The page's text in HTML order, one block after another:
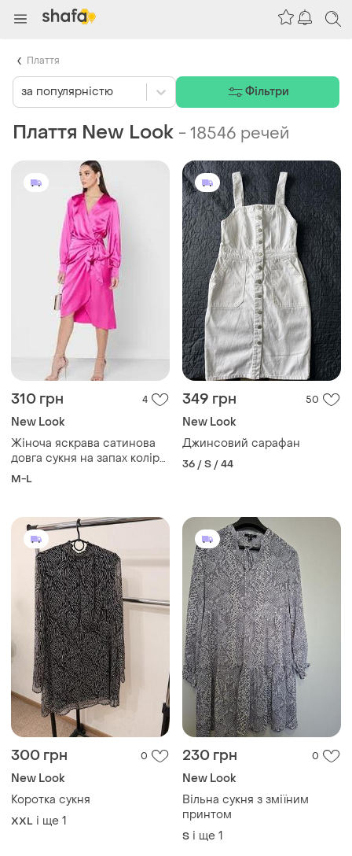
Плаття New Look -18546 речей
310 грн 4
New Look
Жіноча яскрава сатинова
довга сукня на запах колір
фуксіі від new look
M-L
349 грн 50
New Look
Джинсовий сарафан
36 / S / 44
300 грн 0
New Look
Коротка сукня
XXL і ще 1
230 грн 0
New Look
Вільна сукня з зміїним
принтом
S і ще 1
за популярністю Фільтри
Плаття